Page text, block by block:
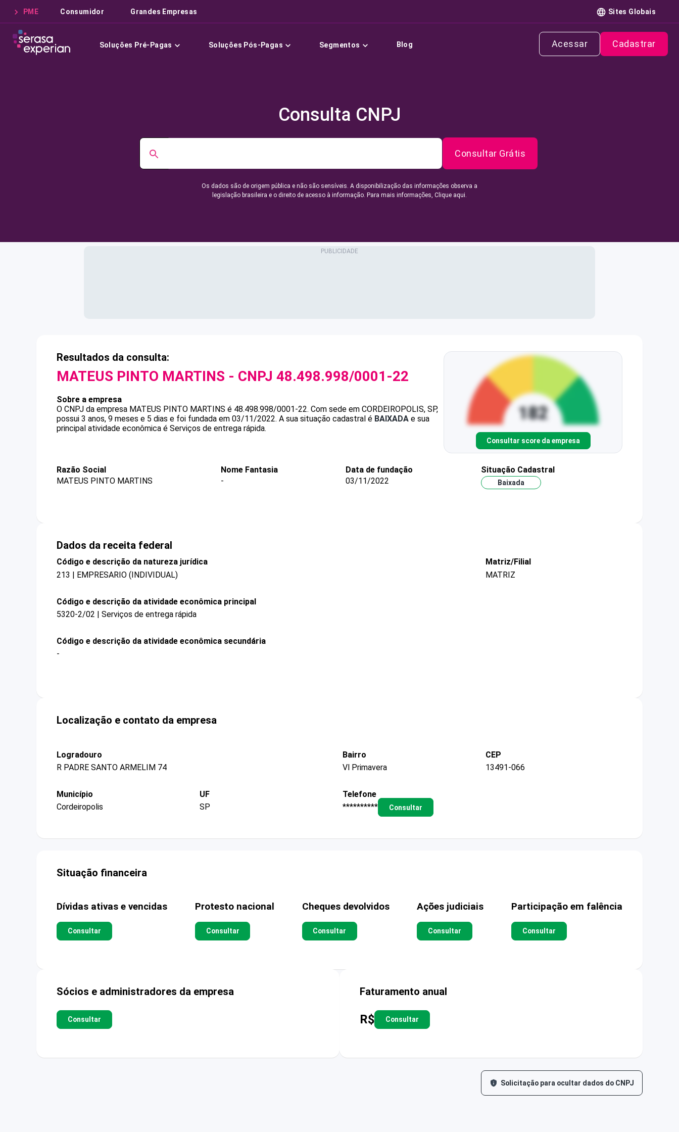
PME Consumidor Grandes Empresas Sites Globais
Soluções Pré-Pagas Soluções Pós-Pagas Segmentos Blog Acessar Cadastrar
Consulta CNPJ
Consultar Grátis
Os dados são de origem pública e não são sensíveis. A disponibilização das informações observa a
legislação brasileira e o direito de acesso à informação. Para mais informações, Clique aqui.
Resultados da consulta:
MATEUS PINTO MARTINS - CNPJ 48.498.998/0001-22
Sobre a empresa
O CNPJ da empresa MATEUS PINTO MARTINS é 48.498.998/0001-22. Com sede em CORDEIROPOLIS, SP,
possui 3 anos, 9 meses e 5 dias e foi fundada em 03/11/2022. A sua situação cadastral é BAIXADA e sua
principal atividade econômica é Serviços de entrega rápida.
Consultar score da empresa
Razão Social
MATEUS PINTO MARTINS
Nome Fantasia
-
Data de fundação
03/11/2022
Situação Cadastral
Baixada
Dados da receita federal
Código e descrição da natureza jurídica
213 | EMPRESARIO (INDIVIDUAL)
Matriz/Filial
MATRIZ
Código e descrição da atividade econômica principal
5320-2/02 | Serviços de entrega rápida
Código e descrição da atividade econômica secundária
-
Localização e contato da empresa
Logradouro
R PADRE SANTO ARMELIM 74
Bairro
Vl Primavera
CEP
13491-066
Município
Cordeiropolis
UF
SP
Telefone
**********
Consultar
Situação financeira
Dívidas ativas e vencidas
Consultar
Protesto nacional
Consultar
Cheques devolvidos
Consultar
Ações judiciais
Consultar
Participação em falência
Consultar
Sócios e administradores da empresa
Consultar
Faturamento anual
R$ Consultar
Solicitação para ocultar dados do CNPJ